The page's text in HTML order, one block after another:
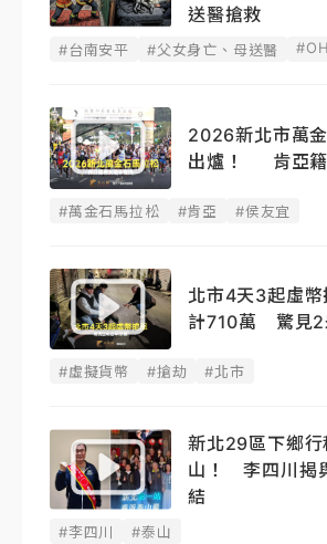
送醫搶救
#台南安平 #父女身亡、母送醫
2026新北市萬
出爐！ 肯亞籍
#萬金石馬拉松 #肯亞 #侯友宜
北市4天3起虛
計710萬 驚見2
#虛擬貨幣 #搶劫 #北市
新北29區下鄉
山！ 李四川揭
結
#李四川 #泰山